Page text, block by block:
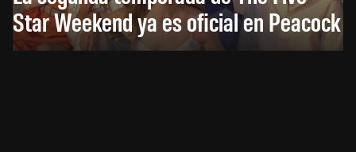
Star Weekend ya es oficial en Peacock